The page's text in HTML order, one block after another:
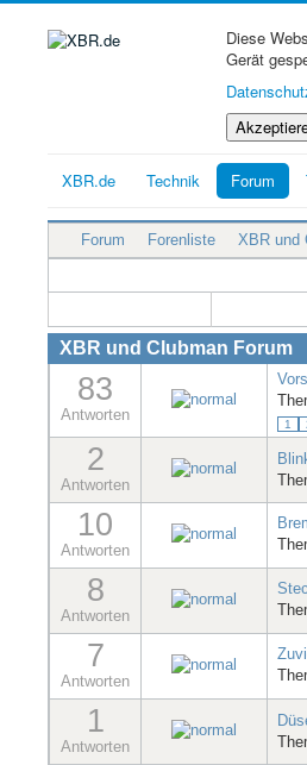
Diese
Gerät
XBR.de Technik Forum
Forum Forenliste XBR und
XBR und Clubman Forum
83
Antworten
1
2
Antworten
10
Antworten
8
Antworten
7
Antworten
1
Antworten